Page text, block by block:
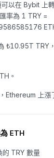
以在 Bybit 上
率為 1 TRY =
₺10.95T TRY
。
Ethereum 上漲
ETH
的 TRY 數量